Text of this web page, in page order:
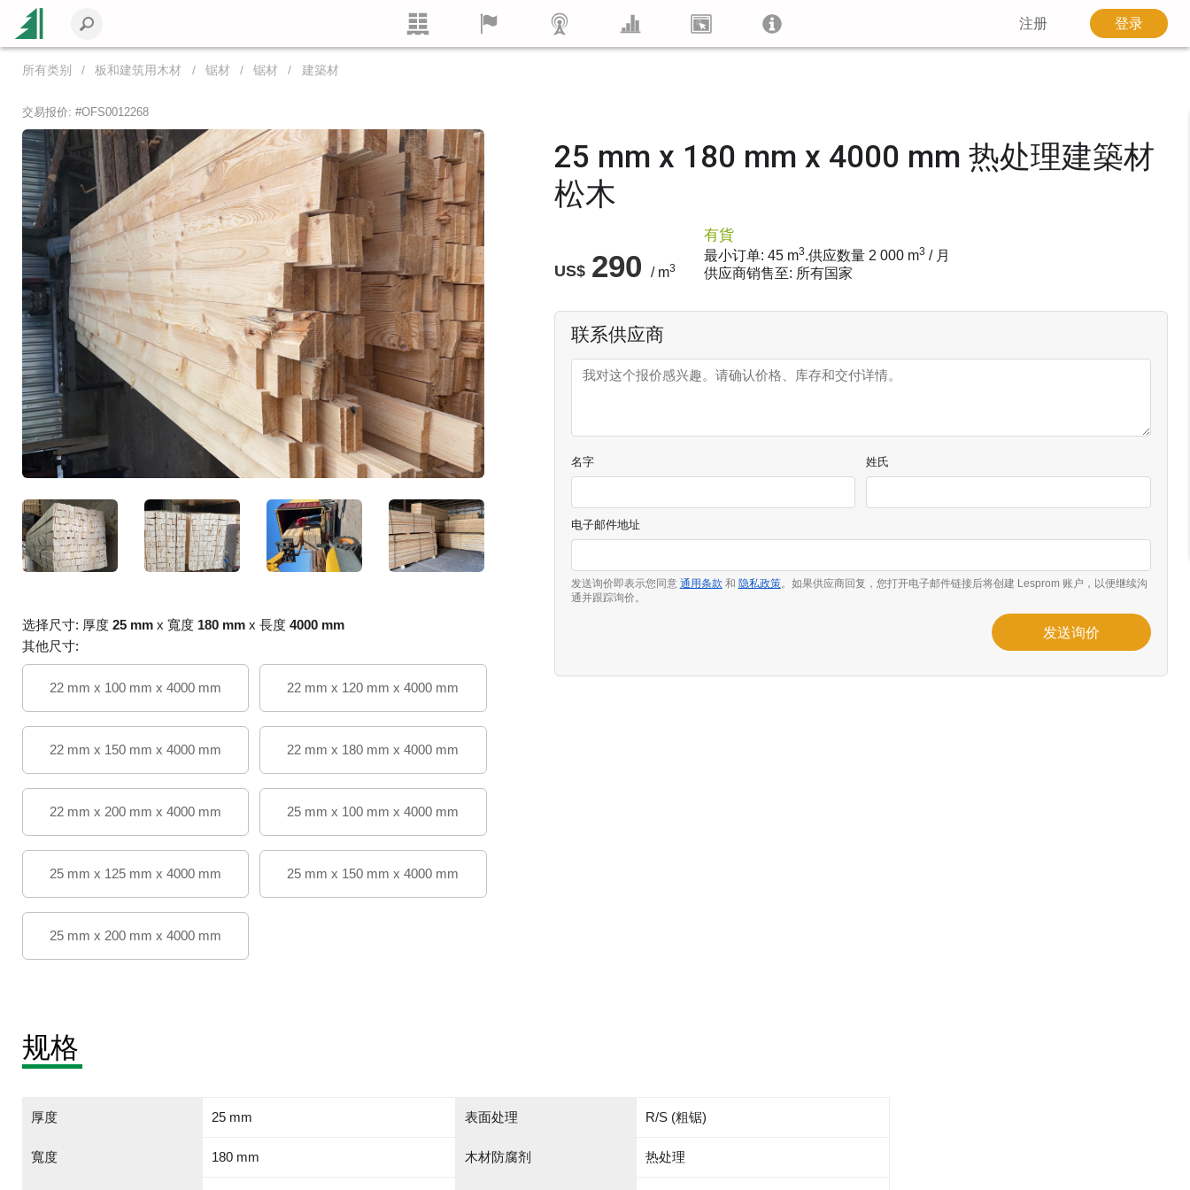
注册 登录
所有类别 板和建筑用木材 锯材 锯材 建築材
交易报价: #OFS0012268
选择尺寸: 厚度 25 mm x 寬度 180 mm x 長度 4000 mm
其他尺寸:
22 mm x 100 mm x 4000 mm 22 mm x 120 mm x 4000 mm
22 mm x 150 mm x 4000 mm 22 mm x 180 mm x 4000 mm
22 mm x 200 mm x 4000 mm 25 mm x 100 mm x 4000 mm
25 mm x 125 mm x 4000 mm 25 mm x 150 mm x 4000 mm
25 mm x 200 mm x 4000 mm
25 mm x 180 mm x 4000 mm 热处理建築材
松木
US$ 290 / m3
有貨
最小订单: 45 m3.供应数量 2 000m3 / 月
供应商销售至: 所有国家
联系供应商
名字 姓氏
电子邮件地址
发送询价即表示您同意 通用条款 和 隐私政策。如果供应商回复，您打开电子邮件链接后将创建 Lesprom 账户，以便继续沟
通并跟踪询价。
发送询价
规格
厚度 25 mm 表面处理 R/S (粗锯)
寬度 180 mm 木材防腐剂 热处理